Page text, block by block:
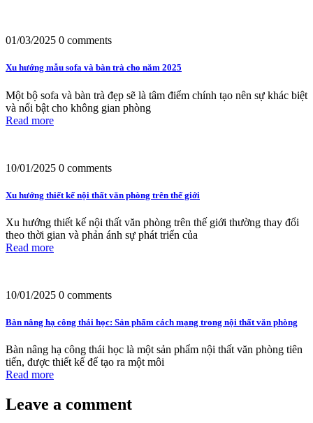
01/03/2025 0 comments
Xu hướng mẫu sofa và bàn trà cho năm 2025
Một bộ sofa và bàn trà đẹp sẽ là tâm điểm chính tạo nên sự khác biệt
và nổi bật cho không gian phòng
Read more
10/01/2025 0 comments
Xu hướng thiết kế nội thất văn phòng trên thế giới
Xu hướng thiết kế nội thất văn phòng trên thế giới thường thay đổi
theo thời gian và phản ánh sự phát triển của
Read more
10/01/2025 0 comments
Bàn nâng hạ công thái học: Sản phẩm cách mạng trong nội thất văn phòng
Bàn nâng hạ công thái học là một sản phẩm nội thất văn phòng tiên
tiến, được thiết kế để tạo ra một môi
Read more
Leave a comment